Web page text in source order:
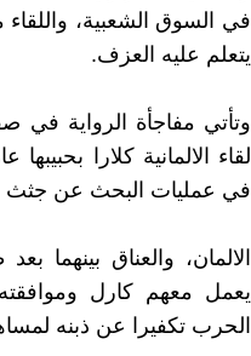
في السوق الشعبية، واللقاء
يتعلم عليه العزف.
لقاء الالمانية كلارا
في عمليات البحث عن جثث
الالمان، والعناق بينهما
يعمل معهم كارل وموافقته
الحرب تكفيرا عن ذبنه